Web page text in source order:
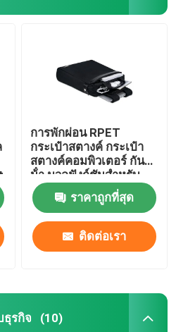
การพักผ่อน RPET
กระเป๋าสตางค์ กระเป๋า
สตางค์คอมพิวเตอร์ กัน
น้ํา มวลฟังก์ชันสําหรับ
กีฬากลางแจ้ง
ราคาถูกที่สุด
ติดต่อเรา
ธุรกิจ (10)